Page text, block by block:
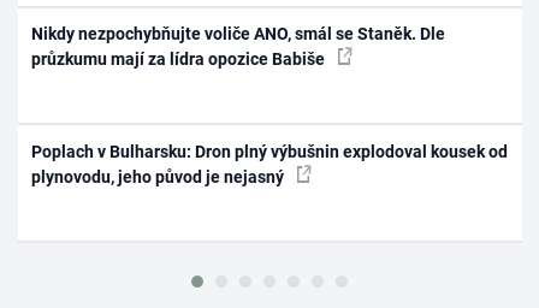
Nikdy nezpochybňujte voliče ANO, smál se Staněk. Dle
průzkumu mají za lídra opozice Babiše
Poplach v Bulharsku: Dron plný výbušnin explodoval kousek od
plynovodu, jeho původ je nejasný